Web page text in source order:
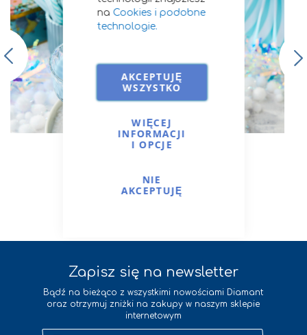
na Cookies i podobne
technologie.
AKCEPTUJĘ
WSZYSTKO
WIĘCEJ
INFORMACJI
I OPCJE
NIE
AKCEPTUJĘ
Cukier trzcinowy | Arctic Splash
Zapisz się na newsletter
Bądź na bieżąco z wszystkimi nowościami Diamant
oraz otrzymuj zniżki na zakupy w naszym sklepie
internetowym